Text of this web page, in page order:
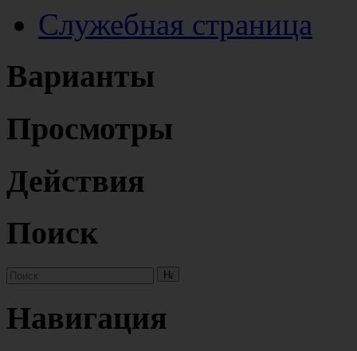
Служебная страница
Варианты
Просмотры
Действия
Поиск
Навигация